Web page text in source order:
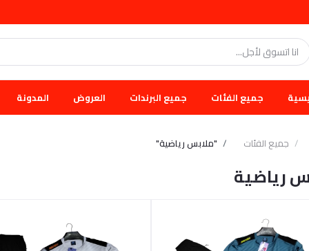
جميع الفئات جميع البرندات العروض المدونة
جميع الفئات "ملابس رياضية"
رياضية